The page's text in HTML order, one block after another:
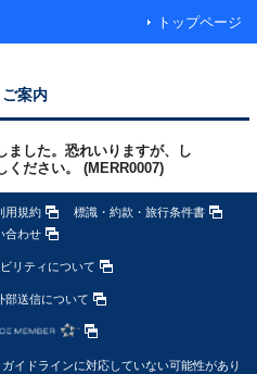
トップページ
ご案内
ました。恐れいりますが、し
ください。 (MERR0007)
用規約
標識・約款・旅行条件書
合わせ
リティについて
部送信について
イドラインに対応していない可能性があり